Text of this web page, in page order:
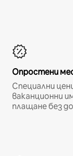
Опростени
Специални
ваканционни
плащане без